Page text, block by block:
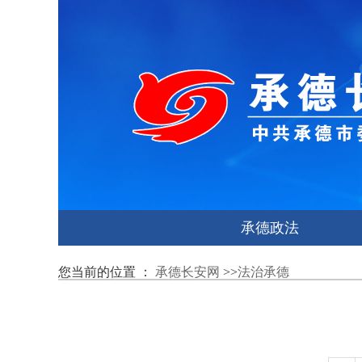
承德政法
您当前的位置 ： 承德长安网 >>法治承德